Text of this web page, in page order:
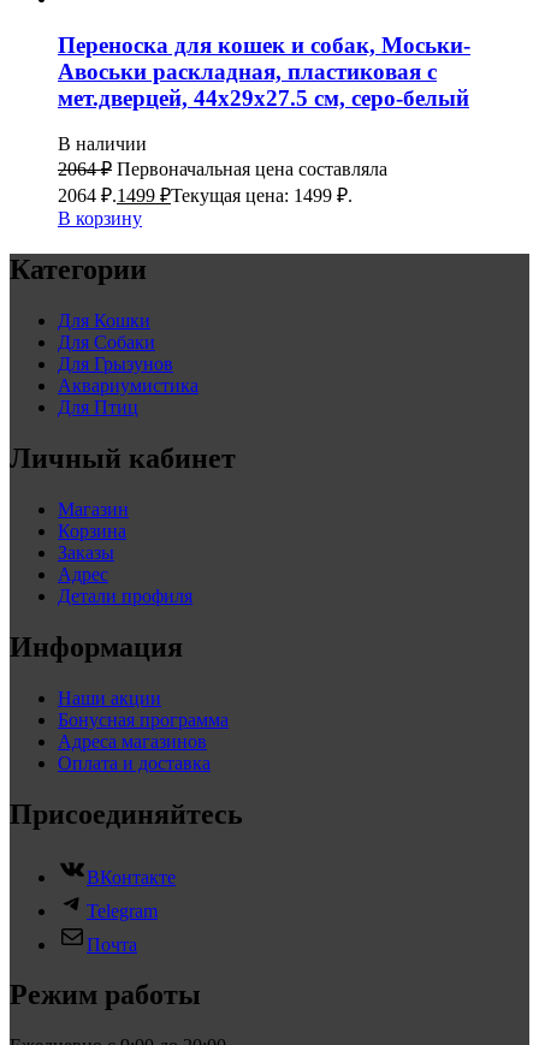
Переноска для кошек и собак, Моськи-
Авоськи раскладная, пластиковая с
мет.дверцей, 44х29х27.5 см, серо-белый
В наличии
2064₽ Первоначальная цена составляла
2064 ₽.1499 ₽Текущая цена: 1499 ₽.
В корзину
Категории
Для Кошки
Для Собаки
Для Грызунов
Аквариумистика
Для Птиц
Личный кабинет
Магазин
Корзина
Заказы
Адрес
Детали профиля
Информация
Наши акции
Бонусная программа
Адреса магазинов
Оплата и доставка
Присоединяйтесь
ВКонтакте
Telegram
Почта
Режим работы